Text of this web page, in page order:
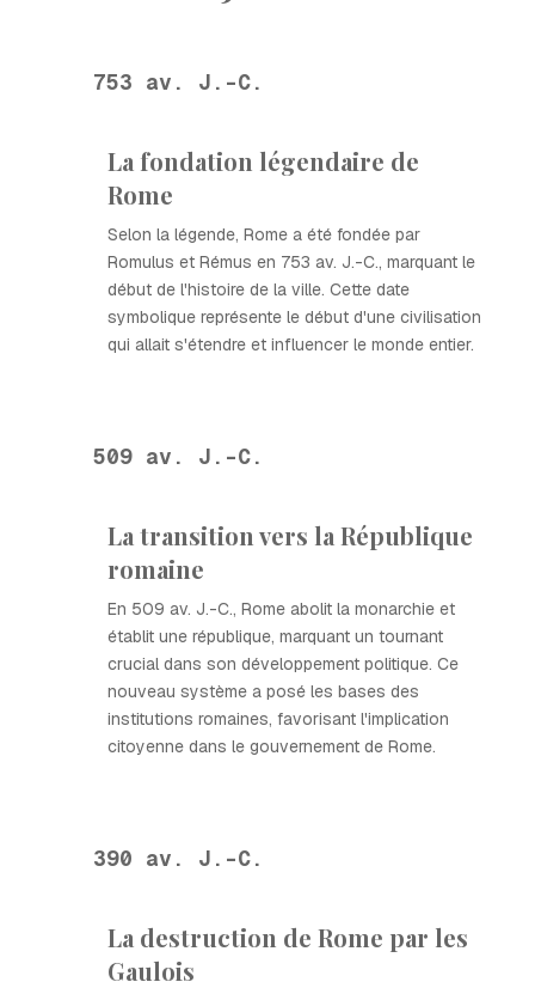
753 av. J.-C.
La fondation légendaire de
Rome
Selon la légende, Rome a été fondée par
Romulus et Rémus en 753 av. J.-C., marquant le
début de l'histoire de la ville. Cette date
symbolique représente le début d'une civilisation
qui allait s'étendre et influencer le monde entier.
509 av. J.-C.
La transition vers la République
romaine
En 509 av. J.-C., Rome abolit la monarchie et
établit une république, marquant un tournant
crucial dans son développement politique. Ce
nouveau système a posé les bases des
institutions romaines, favorisant l'implication
citoyenne dans le gouvernement de Rome.
390 av. J.-C.
La destruction de Rome par les
Gaulois